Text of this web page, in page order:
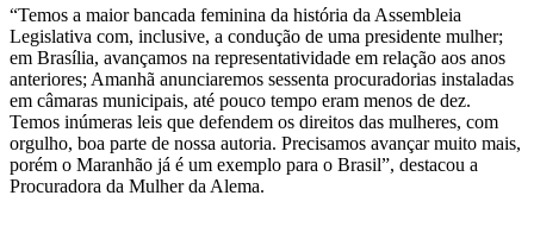
“Temos a maior bancada feminina da história da Assembleia
Legislativa com, inclusive, a condução de uma presidente mulher;
em Brasília, avançamos na representatividade em relação aos anos
anteriores; Amanhã anunciaremos sessenta procuradorias instaladas
em câmaras municipais, até pouco tempo eram menos de dez.
Temos inúmeras leis que defendem os direitos das mulheres, com
orgulho, boa parte de nossa autoria. Precisamos avançar muito mais,
porém o Maranhão já é um exemplo para o Brasil”, destacou a
Procuradora da Mulher da Alema.